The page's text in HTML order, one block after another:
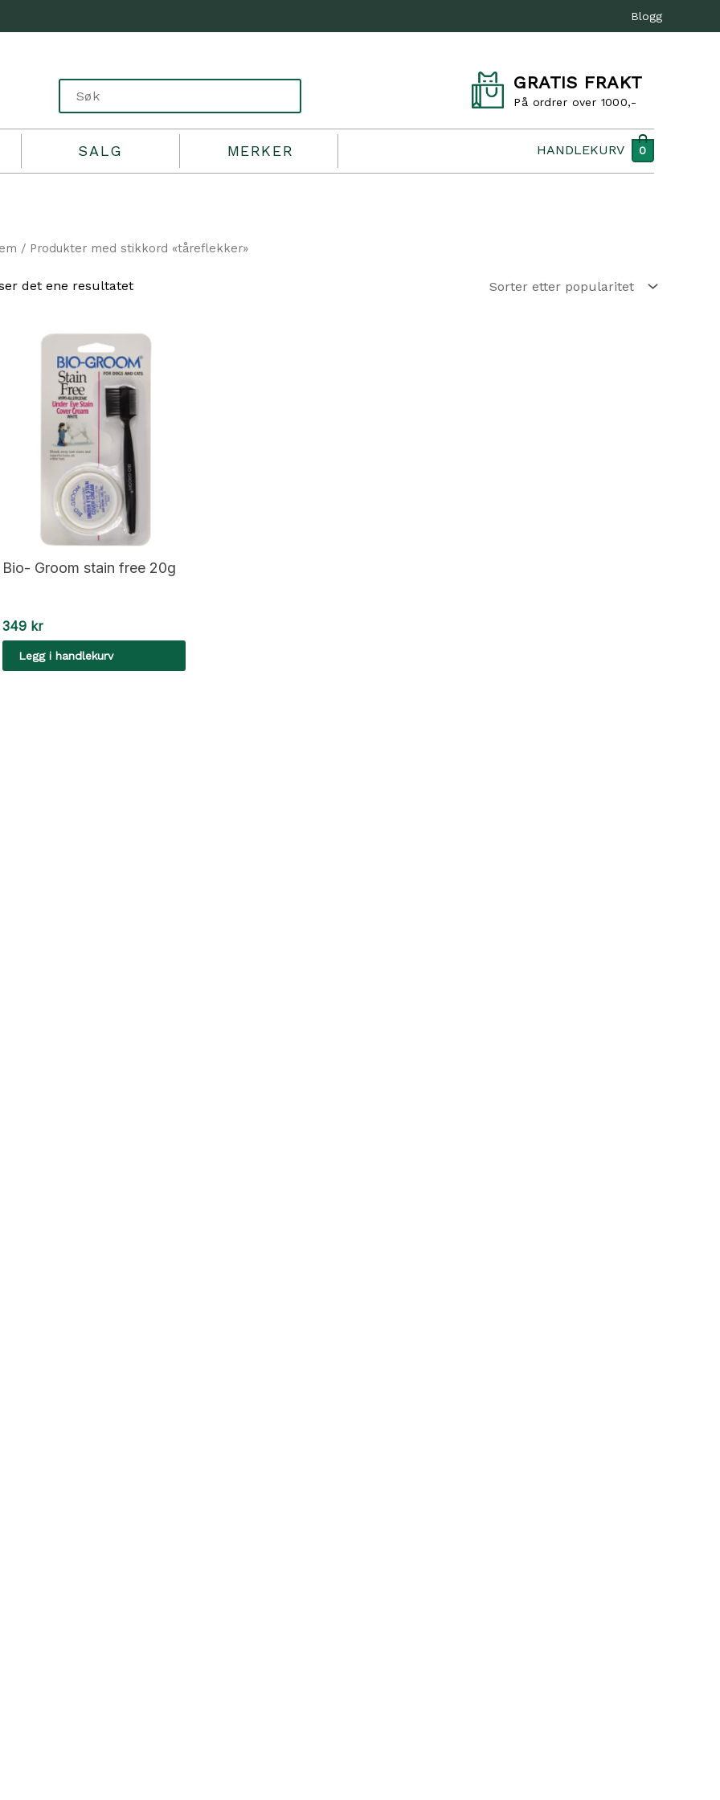
Blogg
GRATIS FRAKT
På ordrer over 1000,-
SALG MERKER HANDLEKURV 0
/ Produkter med stikkord «tåreflekker»
det ene resultatet
Bio- Groom stain free 20g
349 kr
Legg i handlekurv